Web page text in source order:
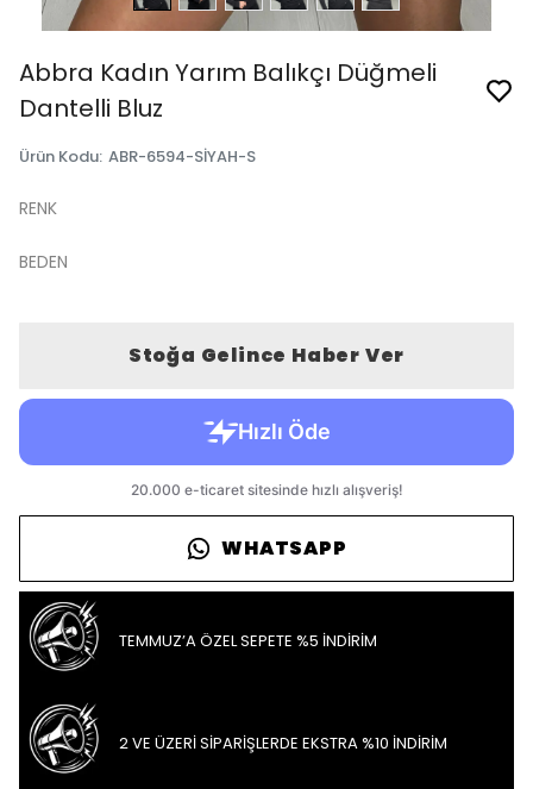
Abbra Kadın Yarım Balıkçı Düğmeli
Dantelli Bluz
Ürün Kodu: ABR-6594-SİYAH-S
RENK
BEDEN
Stoğa Gelince Haber Ver
WHATSAPP
TEMMUZ’A ÖZEL SEPETE %5 İNDİRİM
2 VE ÜZERİ SİPARİŞLERDE EKSTRA %10 İNDİRİM